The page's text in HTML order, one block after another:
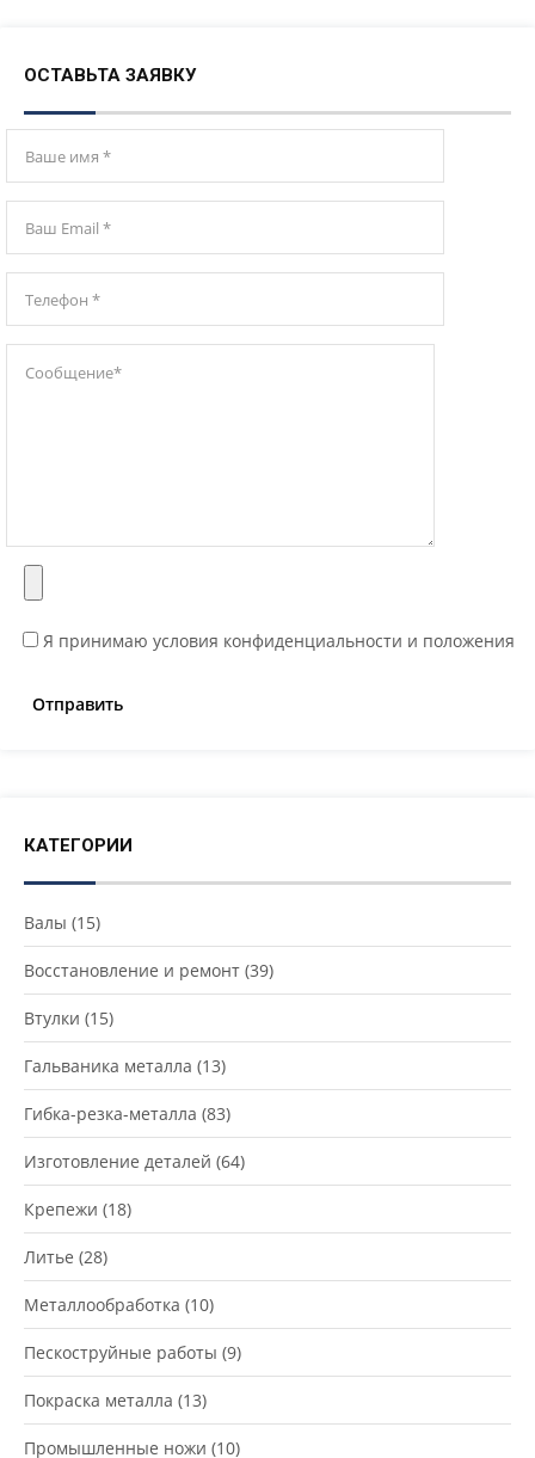
ОСТАВЬТА ЗАЯВКУ
Я принимаю условия конфиденциальности и положения
КАТЕГОРИИ
Валы (15)
Восстановление и ремонт (39)
Втулки (15)
Гальваника металла (13)
Гибка-резка-металла (83)
Изготовление деталей (64)
Крепежи (18)
Литье (28)
Металлообработка (10)
Пескоструйные работы (9)
Покраска металла (13)
Промышленные ножи (10)